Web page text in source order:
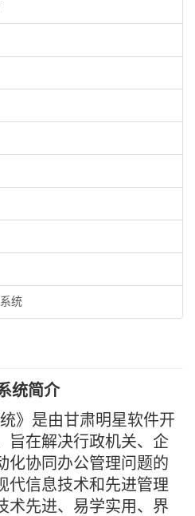
统
统简介
》是由甘肃明星软件开
旨在解决行政机关、企
化协同办公管理问题的
代信息技术和先进管理
术先进、易学实用、界